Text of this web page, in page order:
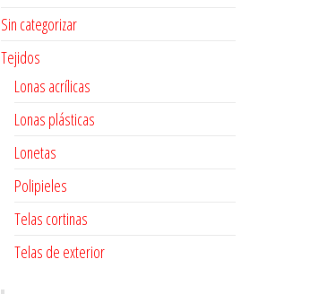
Sin categorizar
Tejidos
Lonas acrílicas
Lonas plásticas
Lonetas
Polipieles
Telas cortinas
Telas de exterior